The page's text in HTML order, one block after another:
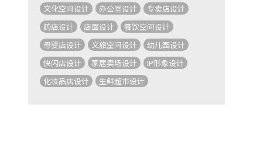
文化空间设计
办公室设计
专卖店设计
药店设计
店面设计
餐饮空间设计
母婴店设计
文旅空间设计
幼儿园设计
快闪店设计
家居卖场设计
IP形象设计
化妆品店设计
生鲜超市设计